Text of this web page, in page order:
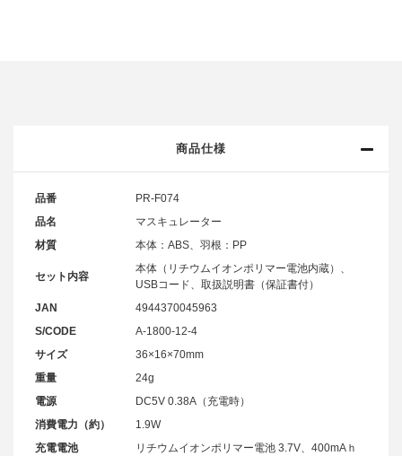
商品仕様
品番
PR-F074
品名
マスキュレーター
材質
本体：ABS、羽根：PP
セット内容
本体（リチウムイオンポリマー電池内蔵）、
USBコード、取扱説明書（保証書付）
JAN
4944370045963
S/CODE
A-1800-12-4
サイズ
36×16×70mm
重量
24g
電源
DC5V 0.38A（充電時）
消費電力（約）
1.9W
充電電池
リチウムイオンポリマー電池 3.7V、400mAｈ